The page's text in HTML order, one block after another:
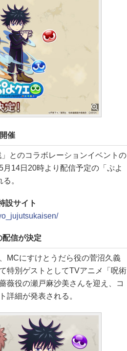
催
とのコラボレーションイベントの
14日20時より配信予定の「ぷよ
。
設サイト
配信が決定
MCにすけとうだら役の菅沼久義
特別ゲストとしてTVアニメ「呪術
薇役の瀬戸麻沙美さんを迎え、コ
詳細が発表される。